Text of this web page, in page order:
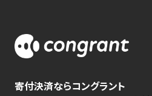
寄付決済ならコングラント